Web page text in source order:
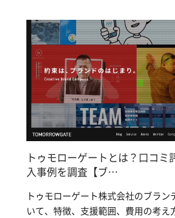
トゥモローゲートとは？口コミ
入事例を調査【ブ…
トゥモローゲート株式会社のブラン
いて、特徴、支援範囲、費用の考え